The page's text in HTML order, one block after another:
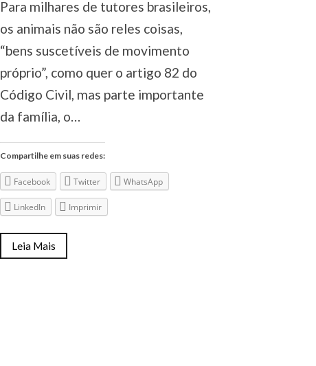
Para milhares de tutores brasileiros,
os animais não são reles coisas,
“bens suscetíveis de movimento
próprio”, como quer o artigo 82 do
Código Civil, mas parte importante
da família, o…
Compartilhe em suas redes:
Facebook Twitter WhatsApp
LinkedIn Imprimir
Leia Mais